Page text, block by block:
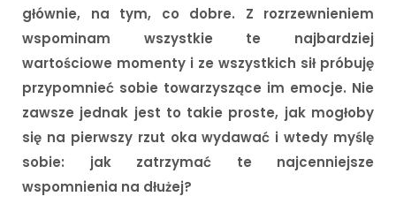
głównie, na tym, co dobre. Z rozrzewnieniem
wspominam wszystkie te najbardziej
wartościowe momenty i ze wszystkich sił próbuję
przypomnieć sobie towarzyszące im emocje. Nie
zawsze jednak jest to takie proste, jak mogłoby
się na pierwszy rzut oka wydawać i wtedy myślę
sobie: jak zatrzymać te najcenniejsze
wspomnienia na dłużej?